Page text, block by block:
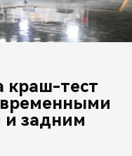
краш-тест
задним